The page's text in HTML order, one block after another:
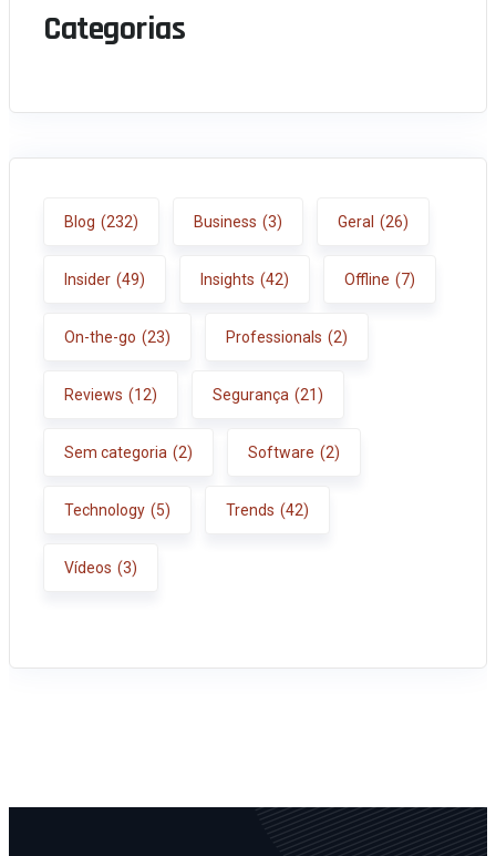
Categorias
Blog (232) Business (3) Geral (26)
Insider (49) Insights (42) Offline (7)
On-the-go (23) Professionals (2)
Reviews (12) Segurança (21)
Sem categoria (2) Software (2)
Technology (5) Trends (42)
Vídeos (3)